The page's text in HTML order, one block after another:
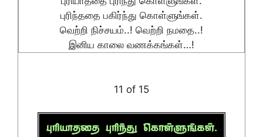
புரிந்ததை பகிர்ந்து கொள்ளுங்கள்.
வெற்றி நிச்சயம்..! வெற்றி நமதை..!
இனிய காலை வணக்கங்கள்…!
11 of 15